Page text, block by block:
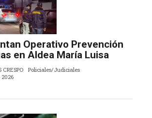
Operativo Prevención
en Aldea María Luisa
CRESPO
Policiales/Judiciales